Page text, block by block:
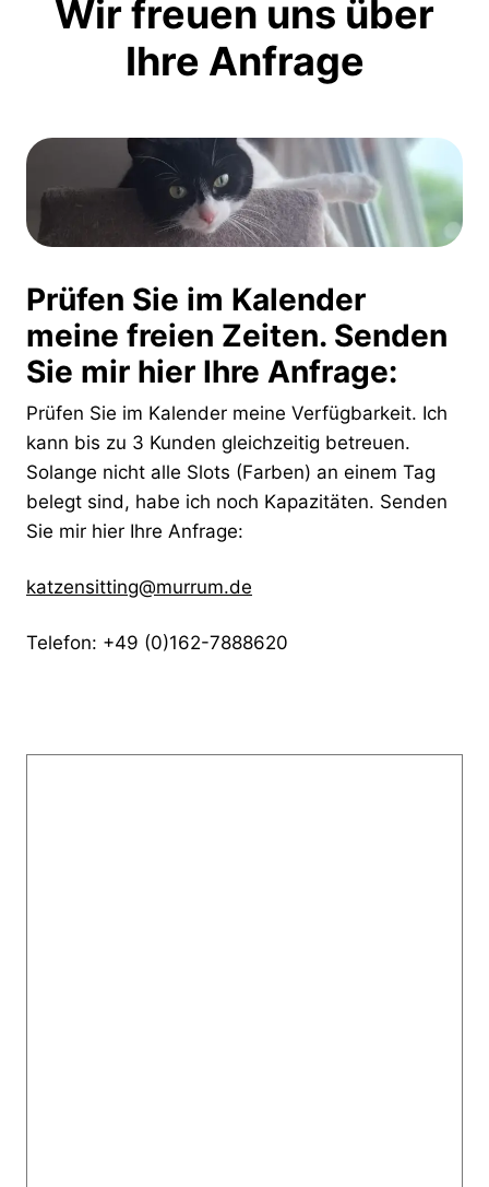
Wir freuen uns über
Ihre Anfrage
Prüfen Sie im Kalender
meine freien Zeiten. Senden
Sie mir hier Ihre Anfrage:
Prüfen Sie im Kalender meine Verfügbarkeit. Ich
kann bis zu 3 Kunden gleichzeitig betreuen.
Solange nicht alle Slots (Farben) an einem Tag
belegt sind, habe ich noch Kapazitäten. Senden
Sie mir hier Ihre Anfrage:
katzensitting@murrum.de
Telefon: +49 (0)162-7888620